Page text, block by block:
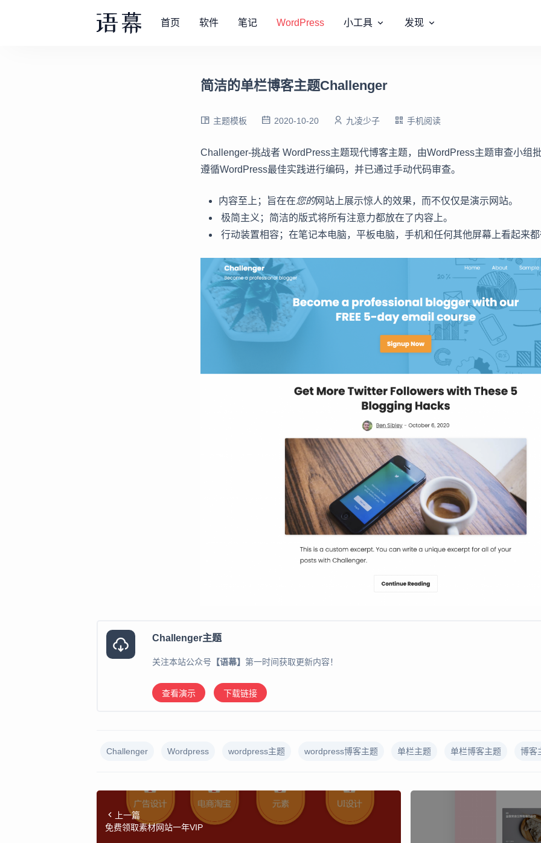
首页 软件 笔记 WordPress 小工具 发现
简洁的单栏博客主题Challenger
主题模板 2020-10-20 九凌少子 手机阅读
Challenger-挑战者 WordPress主题现代博客主题，由WordPress主题审查小组
遵循WordPress最佳实践进行编码，并已通过手动代码审查。
内容至上；旨在在您的网站上展示惊人的效果，而不仅仅是演示网站。
极简主义；简洁的版式将所有注意力都放在了内容上。
行动装置相容；在笔记本电脑，平板电脑，手机和任何其他屏幕上看起来
Challenger主题
关注本站公众号 【语幕】 第一时间获取更新内容！
查看演示 下载链接
Challenger Wordpress wordpress主题 wordpress博客主题 单栏主题 单栏博客主题 博客
上一篇
免费领取素材网站一年VIP